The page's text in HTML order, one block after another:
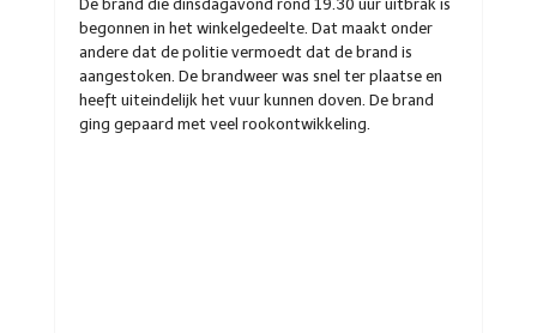
De brand die dinsdagavond rond 19.30 uur uitbrak is
begonnen in het winkelgedeelte. Dat maakt onder
andere dat de politie vermoedt dat de brand is
aangestoken. De brandweer was snel ter plaatse en
heeft uiteindelijk het vuur kunnen doven. De brand
ging gepaard met veel rookontwikkeling.